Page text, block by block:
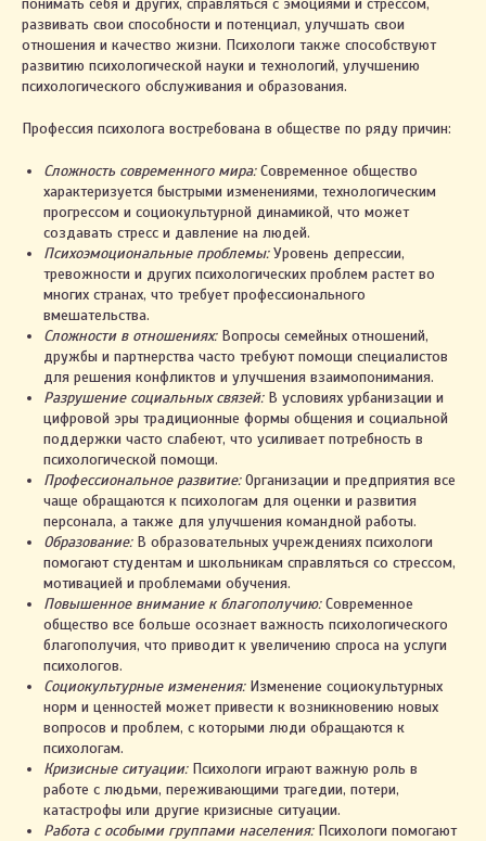
понимать себя и других, справляться с эмоциями и стрессом,
развивать свои способности и потенциал, улучшать свои
отношения и качество жизни. Психологи также способствуют
развитию психологической науки и технологий, улучшению
психологического обслуживания и образования.
Профессия психолога востребована в обществе по ряду причин:
Сложность современного мира:Современное общество
характеризуется быстрыми изменениями, технологическим
прогрессом и социокультурной динамикой, что может
создавать стресс и давление на людей.
Психоэмоциональные проблемы:Уровень депрессии,
тревожности и других психологических проблем растет во
многих странах, что требует профессионального
вмешательства.
Сложности в отношениях:Вопросы семейных отношений,
дружбы и партнерства часто требуют помощи специалистов
для решения конфликтов и улучшения взаимопонимания.
Разрушение социальных связей:В условиях урбанизации и
цифровой эры традиционные формы общения и социальной
поддержки часто слабеют, что усиливает потребность в
психологической помощи.
Профессиональное развитие:Организации и предприятия все
чаще обращаются к психологам для оценки и развития
персонала, а также для улучшения командной работы.
Образование:В образовательных учреждениях психологи
помогают студентам и школьникам справляться со стрессом,
мотивацией и проблемами обучения.
Повышенное внимание к благополучию:Современное
общество все больше осознает важность психологического
благополучия, что приводит к увеличению спроса на услуги
психологов.
Социокультурные изменения:Изменение социокультурных
норм и ценностей может привести к возникновению новых
вопросов и проблем, с которыми люди обращаются к
психологам.
Кризисные ситуации:Психологи играют важную роль в
работе с людьми, переживающими трагедии, потери,
катастрофы или другие кризисные ситуации.
Работа с особыми группами населения:Психологи помогают